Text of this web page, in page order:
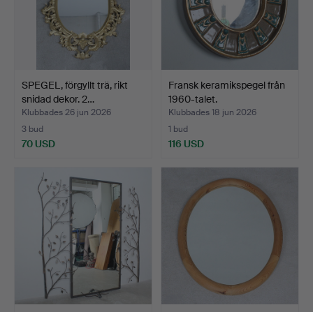
SPEGEL, förgyllt trä, rikt
snidad dekor. 2…
Klubbades 26 jun 2026
3 bud
70 USD
Fransk keramikspegel från
1960-talet.
Klubbades 18 jun 2026
1 bud
116 USD